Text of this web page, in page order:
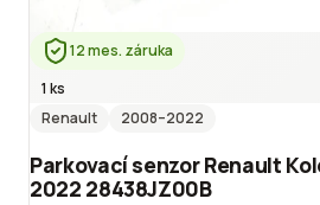
12 mes. záruka
1 ks
Renault
2008–2022
Parkovací senzor Renault
2022 28438JZ00B